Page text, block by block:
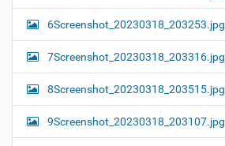
6Screenshot_20230318_203253.jpg
7Screenshot_20230318_203316.jpg
8Screenshot_20230318_203515.jpg
9Screenshot_20230318_203107.jpg